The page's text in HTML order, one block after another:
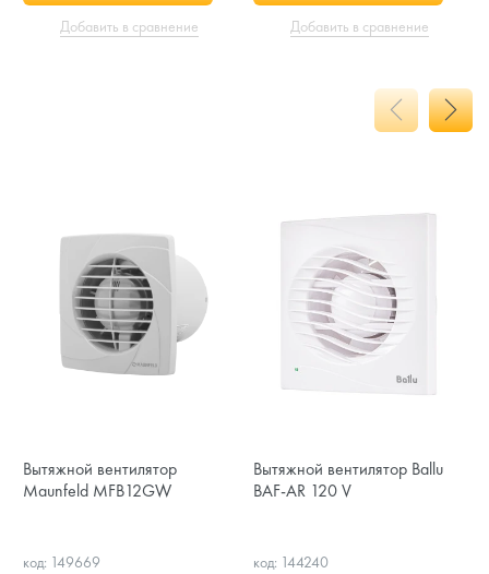
Добавить в сравнение Добавить в сравнение
Вытяжной вентилятор
Maunfeld MFB12GW
код: 149669
Вытяжной вентилятор Ballu
BAF-AR 120 V
код: 144240